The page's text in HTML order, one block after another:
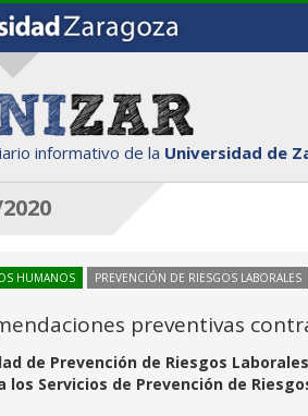
informativo de la Universidad de
HUMANOS PREVENCIÓN DE RIESGOS LABORALES
preventivas
de Prevención de Riesgos
los Servicios de Prevención de